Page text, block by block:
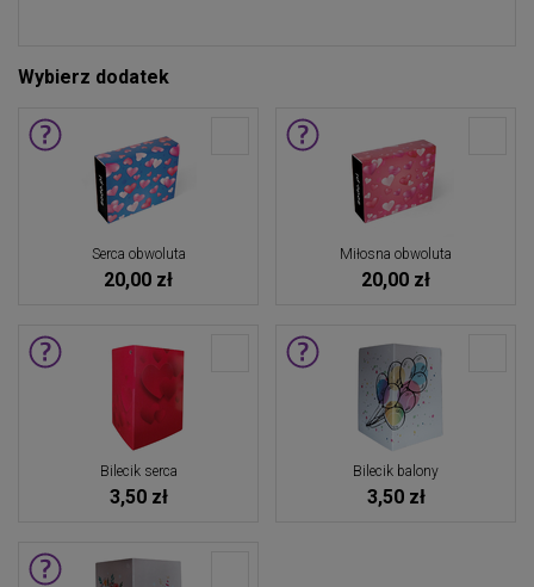
Wybierz dodatek
Serca obwoluta
20,00 zł
Miłosna obwoluta
20,00 zł
Bilecik serca
3,50 zł
Bilecik balony
3,50 zł